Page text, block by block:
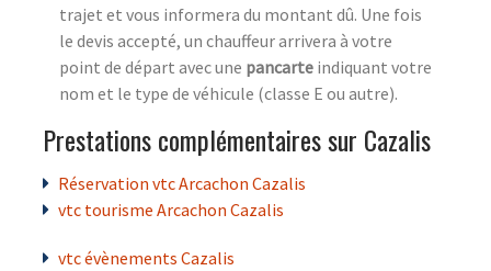
trajet et vous informera du montant dû. Une fois
le devis accepté, un chauffeur arrivera à votre
point de départ avec une pancarte indiquant votre
nom et le type de véhicule (classe E ou autre).
Prestations complémentaires sur Cazalis
Réservation vtc Arcachon Cazalis
vtc tourisme Arcachon Cazalis
vtc évènements Cazalis